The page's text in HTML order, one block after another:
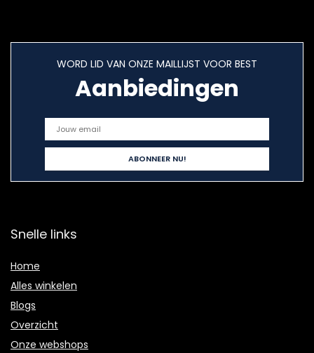
WORD LID VAN ONZE MAILLIJST VOOR BEST
Aanbiedingen
Snelle links
Home
Alles winkelen
Blogs
Overzicht
Onze webshops